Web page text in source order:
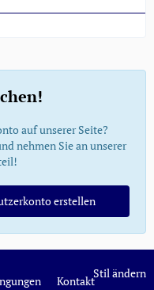
auf unserer Seite?
nehmen Sie an unserer
erstellen
Stil ändern
Kontakt